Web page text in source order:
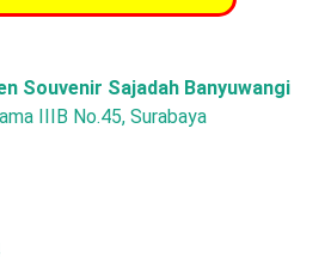
Souvenir Sajadah Banyuwangi
IIIB No.45, Surabaya